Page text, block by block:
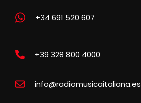
+34 691 520 607
+39 328 800 4000
info@radiomusicaitaliana.es